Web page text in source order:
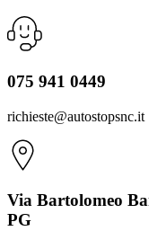
075 941 0449
richieste@autostopsnc.it
Via Bartolomeo
PG